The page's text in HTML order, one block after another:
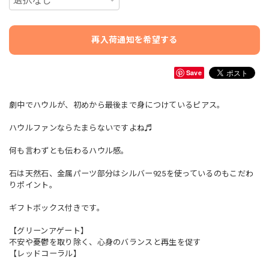
再入荷通知を希望する
Save
劇中でハウルが、初めから最後まで身につけているピアス。
ハウルファンならたまらないですよね♬
何も言わずとも伝わるハウル感。
石は天然石、金属パーツ部分はシルバー925を使っているのもこだわ
りポイント。
ギフトボックス付きです。
【グリーンアゲート】
不安や憂鬱を取り除く、心身のバランスと再生を促す
【レッドコーラル】